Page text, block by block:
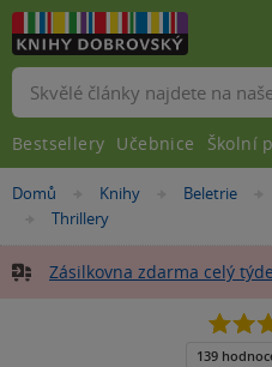
Nacházíte
Domů »Knihy »
Beletrie
»
Thrillery
Zásilkovna zdarma celý
4.6
5
139
Vyhledávání
Bestsellery Učebnice Školní